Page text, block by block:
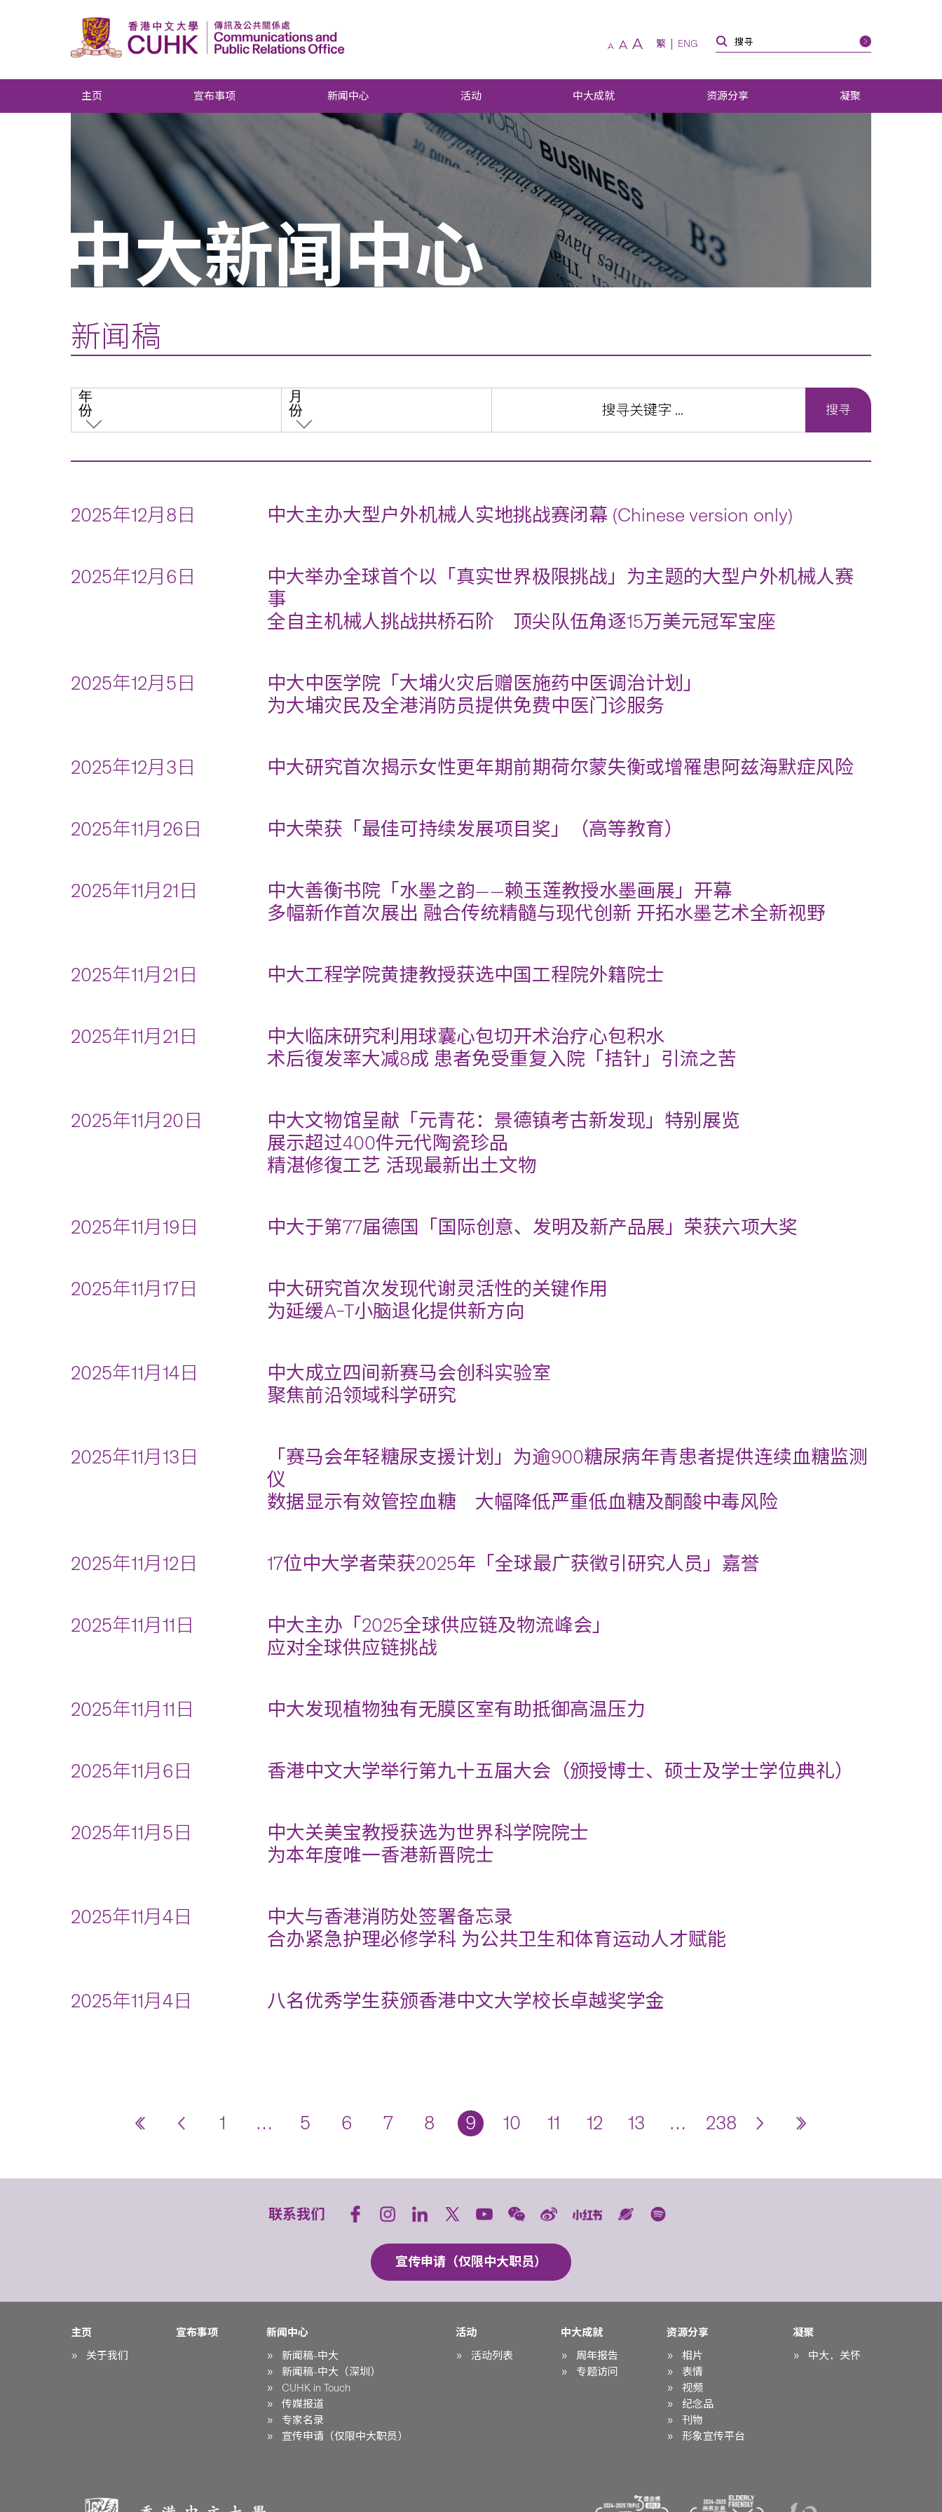
A A A 繁 ENG
主页 宣布事项 新闻中心 活动 中大成就 资源分享 凝聚
中大新闻中心
新闻稿
年
份
月
份
2025年12月8日 中大主办大型户外机械人实地挑战赛闭幕 (Chinese version only)
2025年12月6日
中大举办全球首个以「真实世界极限挑战」为主题的大型户外机械人赛
事
全自主机械人挑战拱桥石阶 顶尖队伍角逐15万美元冠军宝座
2025年12月5日
中大中医学院「大埔火灾后赠医施药中医调治计划」
为大埔灾民及全港消防员提供免费中医门诊服务
2025年12月3日 中大研究首次揭示女性更年期前期荷尔蒙失衡或增罹患阿兹海默症风险
2025年11月26日 中大荣获「最佳可持续发展项目奖」（高等教育）
2025年11月21日
中大善衡书院「水墨之韵——赖玉莲教授水墨画展」开幕
多幅新作首次展出 融合传统精髓与现代创新 开拓水墨艺术全新视野
2025年11月21日 中大工程学院黄捷教授获选中国工程院外籍院士
2025年11月21日
中大临床研究利用球囊心包切开术治疗心包积水
术后復发率大减8成 患者免受重复入院「拮针」引流之苦
2025年11月20日
中大文物馆呈献「元青花：景德镇考古新发现」特别展览
展示超过400件元代陶瓷珍品
精湛修復工艺 活现最新出土文物
2025年11月19日 中大于第77届德国「国际创意、发明及新产品展」荣获六项大奖
2025年11月17日
中大研究首次发现代谢灵活性的关键作用
为延缓A–T小脑退化提供新方向
2025年11月14日
中大成立四间新赛马会创科实验室
聚焦前沿领域科学研究
2025年11月13日
「赛马会年轻糖尿支援计划」为逾900糖尿病年青患者提供连续血糖监测
仪
数据显示有效管控血糖 大幅降低严重低血糖及酮酸中毒风险
2025年11月12日 17位中大学者荣获2025年「全球最广获徵引研究人员」嘉誉
2025年11月11日
中大主办「2025全球供应链及物流峰会」
应对全球供应链挑战
2025年11月11日 中大发现植物独有无膜区室有助抵御高温压力
2025年11月6日 香港中文大学举行第九十五届大会（颁授博士、硕士及学士学位典礼）
2025年11月5日
中大关美宝教授获选为世界科学院院士
为本年度唯一香港新晋院士
2025年11月4日
中大与香港消防处签署备忘录
合办紧急护理必修学科 为公共卫生和体育运动人才赋能
2025年11月4日 八名优秀学生获颁香港中文大学校长卓越奖学金
1 … 5 6 7 8 9 10 11 12 13 … 238
联系我们
宣传申请（仅限中大职员）
主页
关于我们
宣布事项
新闻中心
新闻稿-中大
新闻稿-中大（深圳）
CUHK in Touch
传媒报道
专家名录
宣传申请（仅限中大职员）
活动
活动列表
中大成就
周年报告
专题访问
资源分享
相片
表情
视频
纪念品
刊物
形象宣传平台
凝聚
中大．关怀